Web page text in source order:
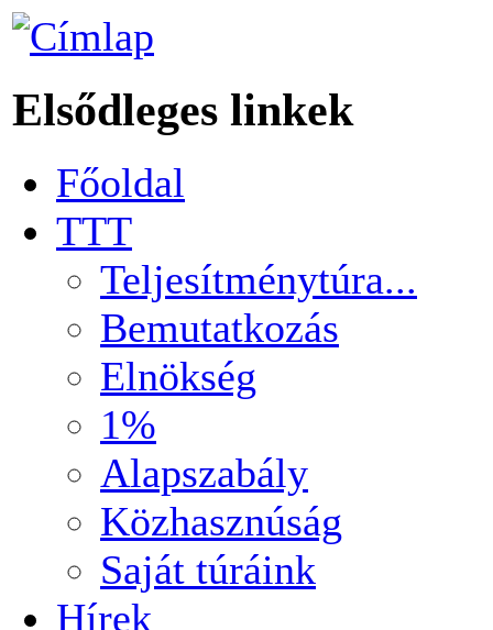
Elsődleges linkek
Főoldal
TTT
Teljesítménytúra...
Bemutatkozás
Elnökség
1%
Alapszabály
Közhasznúság
Saját túráink
Hírek